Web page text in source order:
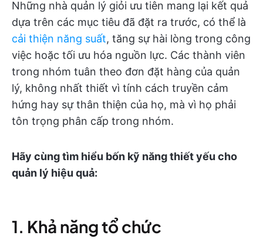
Những nhà quản lý giỏi ưu tiên mang lại kết quả
dựa trên các mục tiêu đã đặt ra trước, có thể là
cải thiện năng suất, tăng sự hài lòng trong công
việc hoặc tối ưu hóa nguồn lực. Các thành viên
trong nhóm tuân theo đơn đặt hàng của quản
lý, không nhất thiết vì tính cách truyền cảm
hứng hay sự thân thiện của họ, mà vì họ phải
tôn trọng phân cấp trong nhóm.
Hãy cùng tìm hiểu bốn kỹ năng thiết yếu cho
quản lý hiệu quả:
1. Khả năng tổ chức